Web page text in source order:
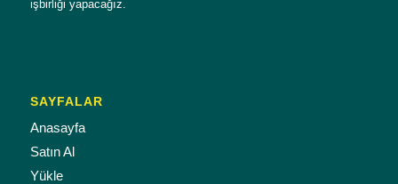
işbirliği yapacağız.
SAYFALAR
Anasayfa
Satın Al
Yükle